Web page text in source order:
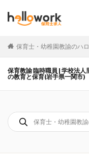
保育士・幼稚園教諭のハ
保育教諭 臨時職員 | 学校法
の教育と保育(岩手県一関市)